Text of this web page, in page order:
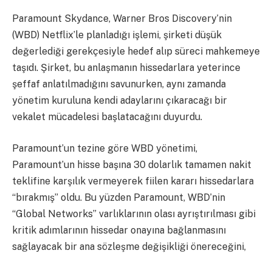
Paramount Skydance, Warner Bros Discovery’nin
(WBD) Netflix’le planladığı işlemi, şirketi düşük
değerlediği gerekçesiyle hedef alıp süreci mahkemeye
taşıdı. Şirket, bu anlaşmanın hissedarlara yeterince
şeffaf anlatılmadığını savunurken, aynı zamanda
yönetim kuruluna kendi adaylarını çıkaracağı bir
vekalet mücadelesi başlatacağını duyurdu.
Paramount’un tezine göre WBD yönetimi,
Paramount’un hisse başına 30 dolarlık tamamen nakit
teklifine karşılık vermeyerek fiilen kararı hissedarlara
“bırakmış” oldu. Bu yüzden Paramount, WBD’nin
“Global Networks” varlıklarının olası ayrıştırılması gibi
kritik adımlarının hissedar onayına bağlanmasını
sağlayacak bir ana sözleşme değişikliği önereceğini,